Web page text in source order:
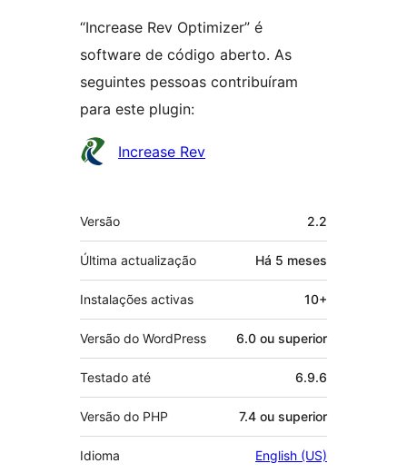
“Increase Rev Optimizer” é
software de código aberto. As
seguintes pessoas contribuíram
para este plugin:
Contribuidores
Increase Rev
Metadados
Versão 2.2
Última actualização Há 5 meses
Instalações activas 10+
Versão do WordPress 6.0 ou superior
Testado até 6.9.6
Versão do PHP 7.4 ou superior
Idioma English (US)